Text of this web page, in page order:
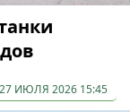
27 ИЮЛЯ 2026 15:45